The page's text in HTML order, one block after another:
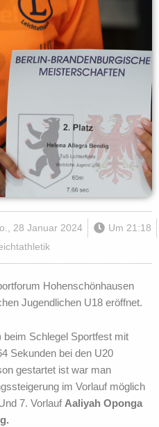
28 Januar 2024 Um 21:18
Hohenschönhausen
Jugendlichen U18 eröffnet.
beim Schlegel Sportfest mit
Sekunden bei den U20
gestartet ist war man
im Vorlauf möglich
7. VorlaufAaliyah Oponga